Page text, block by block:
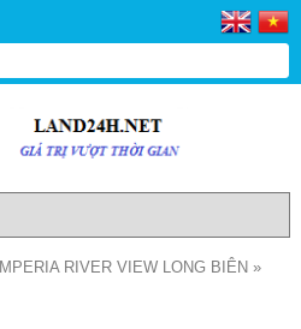
IMPERIA RIVER VIEW LONG BIÊN »